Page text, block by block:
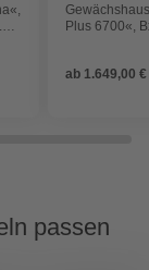
Plus 6700«,
ab 1.649,00 €
passen